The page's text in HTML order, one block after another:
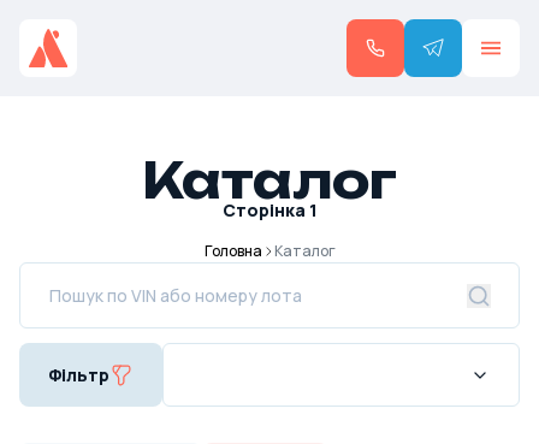
Каталог
Сторінка 1
Головна Каталог
Фільтр